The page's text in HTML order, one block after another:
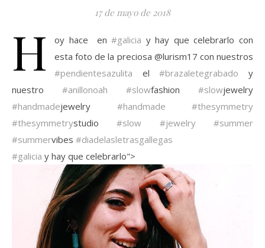
17 de mayo de 2018
H oy hace ️ en#galicia y hay que celebrarlo con
esta foto de la preciosa @lurism17 con nuestros
#pendientesazulita el#brazaletegrabado y
nuestro #anillonoah #slowfashion #slowjewelry
#handmadejewelry #handmade
#thesymmetry
#thesymmetrystudio#slow #jewelry
#summer
#summervibes #diadelasletrasgallegas
#galicia y hay que celebrarlo">